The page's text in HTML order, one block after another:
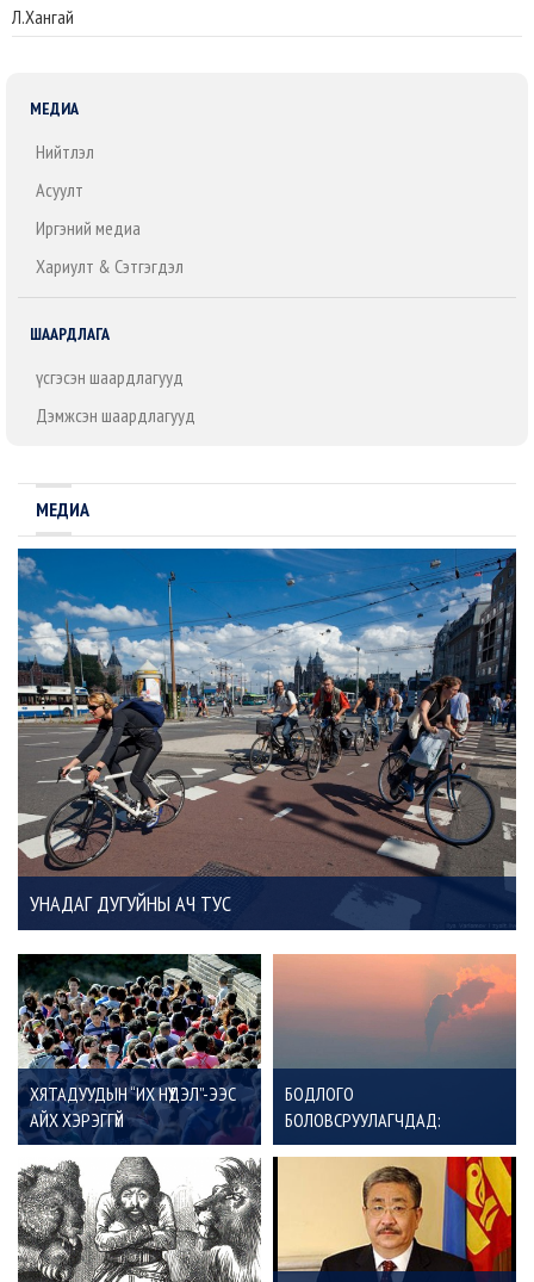
Л.Хангай
МЕДИА
Нийтлэл
Асуулт
Иргэний медиа
Хариулт & Сэтгэгдэл
ШААРДЛАГА
Үүсгэсэн шаардлагууд
Дэмжсэн шаардлагууд
МЕДИА
УНАДАГ ДУГУЙНЫ АЧ ТУС
ХЯТАДУУДЫН “ИХ НҮҮДЭЛ”-ЭЭС
АЙХ ХЭРЭГГҮЙ
БОДЛОГО
БОЛОВСРУУЛАГЧДАД:
Утаанаас бүрэн ангижрах ганц